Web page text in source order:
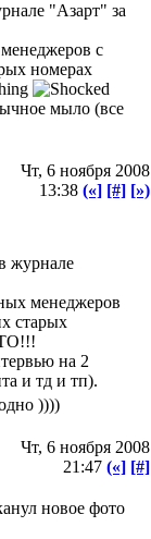
"Азарт" за
с
номерах
мыло (все
Чт, 6 ноября 2008
13:38 («] [#] [»)
журнале
менеджеров
старых
на 2
и тд и тп).
))))
Чт, 6 ноября 2008
21:47 («] [#]
новое фото